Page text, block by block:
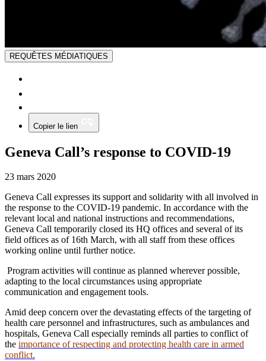
REQUÊTES MÉDIATIQUES
Copier le lien
Geneva Call’s response to COVID-19
23 mars 2020
Geneva Call expresses its support and solidarity with all involved in
the response to the COVID-19 pandemic. In accordance with the
relevant local and national instructions and recommendations,
Geneva Call temporarily closed its HQ offices and several of its
field offices as of 16th March, with all staff from these offices
working online until further notice.
Program activities will continue as planned wherever possible,
adapting to the local circumstances using appropriate
communication and engagement tools.
Amid deep concern over the devastating effects of the targeting of
health care personnel and infrastructures, such as ambulances and
hospitals, Geneva Call especially reminds all parties to conflict of
the importance of respecting and protecting health care in armed
conflict.